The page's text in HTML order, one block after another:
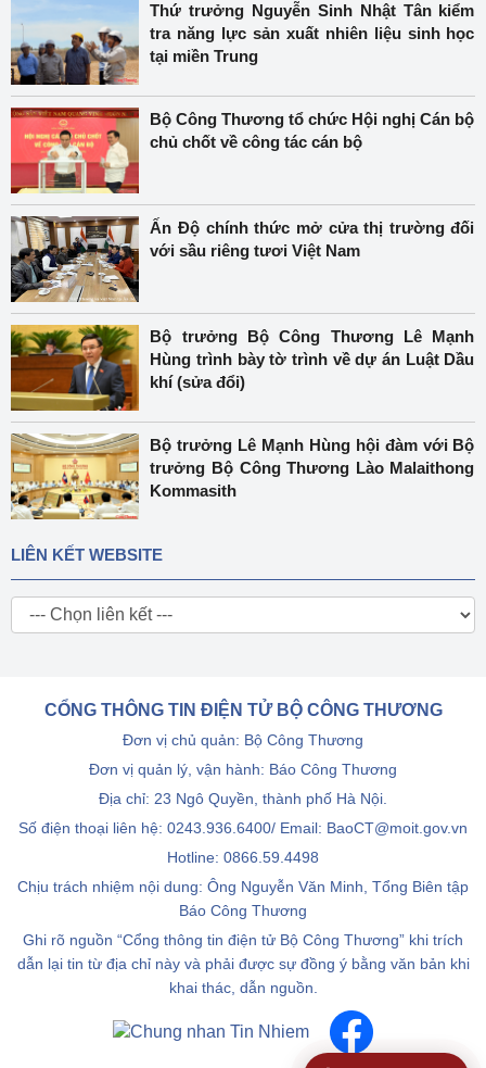
Thứ trưởng Nguyễn Sinh Nhật Tân kiểm
tra năng lực sản xuất nhiên liệu sinh học
tại miền Trung
Bộ Công Thương tổ chức Hội nghị Cán bộ
chủ chốt về công tác cán bộ
Ấn Độ chính thức mở cửa thị trường đối
với sầu riêng tươi Việt Nam
Bộ trưởng Bộ Công Thương Lê Mạnh
Hùng trình bày tờ trình về dự án Luật Dầu
khí (sửa đổi)
Bộ trưởng Lê Mạnh Hùng hội đàm với Bộ
trưởng Bộ Công Thương Lào Malaithong
Kommasith
LIÊN KẾT WEBSITE
CỔNG THÔNG TIN ĐIỆN TỬ BỘ CÔNG THƯƠNG
Đơn vị chủ quản: Bộ Công Thương
Đơn vị quản lý, vận hành: Báo Công Thương
Địa chỉ: 23 Ngô Quyền, thành phố Hà Nội.
Số điện thoại liên hệ: 0243.936.6400/ Email: BaoCT@moit.gov.vn
Hotline: 0866.59.4498
Chịu trách nhiệm nội dung: Ông Nguyễn Văn Minh, Tổng Biên tập
Báo Công Thương
Ghi rõ nguồn “Cổng thông tin điện tử Bộ Công Thương” khi trích
dẫn lại tin từ địa chỉ này và phải được sự đồng ý bằng văn bản khi
khai thác, dẫn nguồn.